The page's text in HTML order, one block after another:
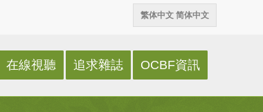
繁体中文 简体中文
在線視聽 追求雜誌 OCBF資訊